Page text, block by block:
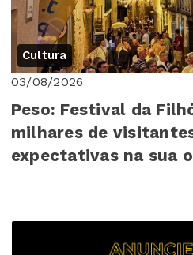
Cultura
03/08/2026
Peso: Festival da
milhares de
expectativas na sua